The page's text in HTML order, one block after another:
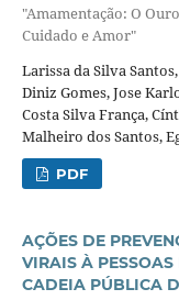
"Amamentação: O
Cuidado e Amor"
Larissa da Silva
Diniz Gomes, Jose
Costa Silva França,
Malheiro dos Santos,
PDF
AÇÕES DE
VIRAIS À
CADEIA PÚBLICA